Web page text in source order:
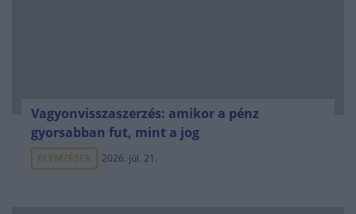
Vagyonvisszaszerzés: amikor a pénz
gyorsabban fut, mint a jog
ELEMZÉSEK 2026. júl. 21.